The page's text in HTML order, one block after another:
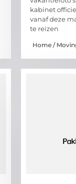
kabinet
vanaf deze
te reizen
Home /